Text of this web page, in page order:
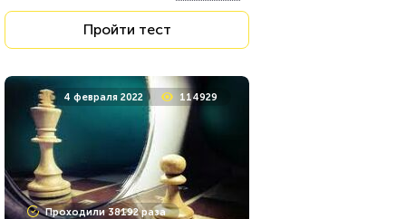
Пройти тест
4 февраля 2022 114929
Проходили 38192 раза